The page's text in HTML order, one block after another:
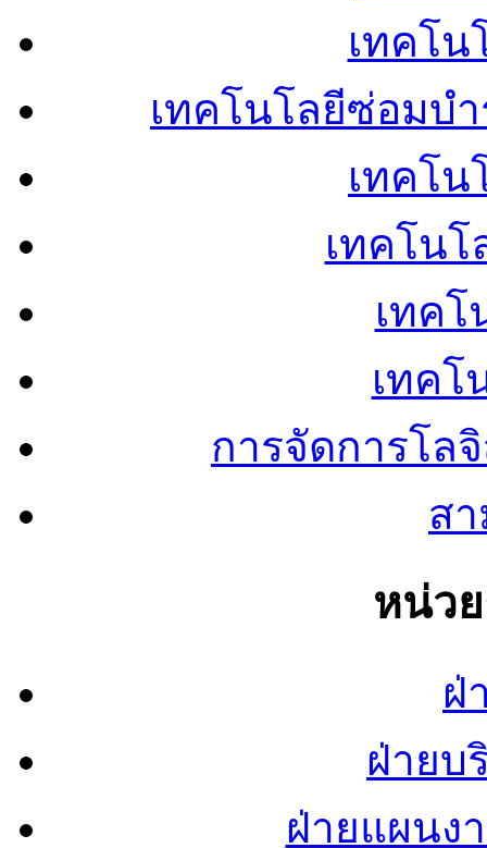
เทคโน
เทคโนโลยีซ่อมบ
เทคโน
เทคโน
เทคโ
เทคโ
การจัดการโล
ส
หน่ว
ฝ่
ฝ่ายบ
ฝ่ายแผนง